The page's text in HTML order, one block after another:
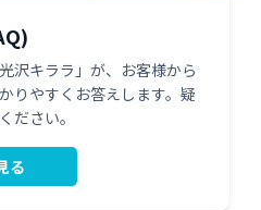
沢キララ」が、お客様から
りやすくお答えします。疑
ださい。
る